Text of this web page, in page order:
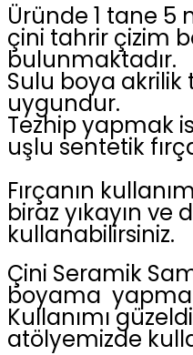
Üründe 1 tane 5
çini tahrir çizim
bulunmaktadır.
Sulu boya akrilik
uygundur.
Tezhip yapmak
uşlu sentetik
Fırçanın
biraz yıkayın ve
kullanabilirsiniz.
Çini Seramik
boyama
Kullanımı
atölyemizde